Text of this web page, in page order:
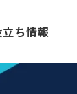
ち情報